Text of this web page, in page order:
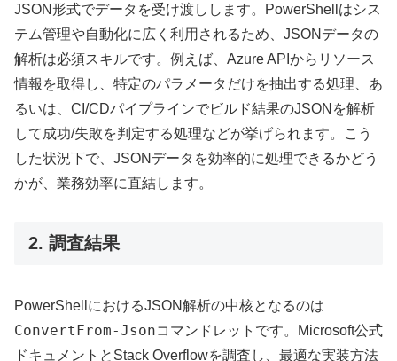
JSON形式でデータを受け渡しします。PowerShellはシス
テム管理や自動化に広く利用されるため、JSONデータの
解析は必須スキルです。例えば、Azure APIからリソース
情報を取得し、特定のパラメータだけを抽出する処理、あ
るいは、CI/CDパイプラインでビルド結果のJSONを解析
して成功/失敗を判定する処理などが挙げられます。こう
した状況下で、JSONデータを効率的に処理できるかどう
かが、業務効率に直結します。
2. 調査結果
PowerShellにおけるJSON解析の中核となるのは
ConvertFrom-Jsonコマンドレットです。Microsoft公式
ドキュメントとStack Overflowを調査し、最適な実装方法